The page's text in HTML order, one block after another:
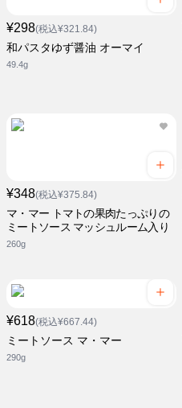
¥298(税込¥321.84)
和パスタゆず醤油 オーマイ
49.4g
¥348(税込¥375.84)
マ・マー トマトの果肉たっぷりの
ミートソース マッシュルーム入り
260g
¥618(税込¥667.44)
ミートソース マ・マー
290g